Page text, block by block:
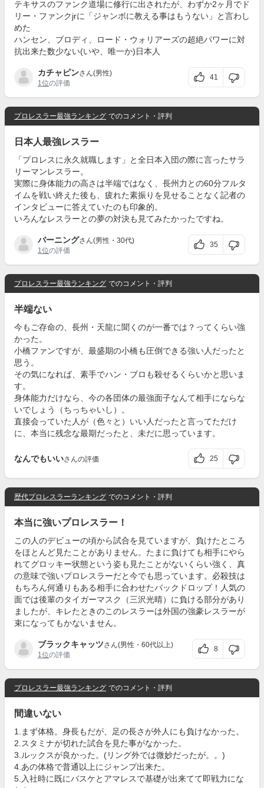
テキサスのファンク道場に修行に出されたが、わずか2ヶ月でド
リー・ファンクjrに「ジャンボに教える事はもうない」と言わし
めた
ハンセン、ブロディ、ロード・ウォリアーズの超絶パワーに対
抗出来た数少ない(いや、唯一か)日本人
カチャピンさん(男性)
1位の評価
41
プロレスラー最強ランキング でのコメント・評判
日本人最強レスラー
「プロレスに永久就職します」と全日本入団の際に言ったサラ
リーマンレスラー。
実際に身体能力の高さは半端ではなく、長州力との60分フルタ
イムを戦い終えた後も、疲れた素振りを見せることなく記者の
インタビューに答えていたのも印象的。
いろんなレスラーとの夢の対決も見てみたかったですね。
バーニングさん(男性・30代)
1位の評価
35
プロレスラー最強ランキング でのコメント・評判
半端ない
今もご存命の、長州・天龍に聞くのが一番では？ってくらい強
かった。
小橋ファンですが、最盛期の小橋も圧倒できる強い人だったと
思う。
その気になれば、素手でハン・ブロも殺せるくらいかと思いま
す。
身体能力だけなら、今の各団体の最強面子なんて相手にならな
いでしょう（ちっちゃいし）。
直接会っていた人が（色々と）いい人だったと言ってただけ
に、本当に残念な最期だったと、未だに思っています。
なんでもいいさんの評価 25
歴代プロレスラーランキング でのコメント・評判
本当に強いプロレスラー！
この人のデビューの頃から試合を見ていますが、負けたところ
をほとんど見たことがありません。たまに負けても相手にやら
れてグロッキー状態という姿も見たことがないくらい強く、真
の意味で強いプロレスラーだと今でも思っています。必殺技は
もちろん何通りもある相手に合わせたバックドロップ！人気の
面では後輩のタイガーマスク（三沢光晴）に負ける部分があり
ましたが、キレたときのこのレスラーは外国の強豪レスラーが
束になってもかないません。
ブラックキャッツさん(男性・60代以上)
1位の評価
8
プロレスラー最強ランキング でのコメント・評判
間違いない
1.まず体格。身長もだが、足の長さが外人にも負けなかった。
2.スタミナが切れた試合を見た事がなかった。
3.ルックスが良かった。(リング外では微妙だったが。。)
4.あの体格で普通以上にジャンプ出来た。
5.入社時に既にバスケとアマレスで基礎が出来てて即戦力にな